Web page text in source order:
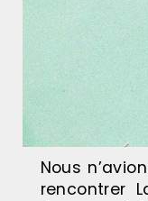
Nous
rencontrer